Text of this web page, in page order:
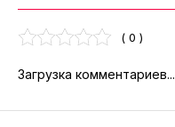
( 0 )
Загрузка комментариев...